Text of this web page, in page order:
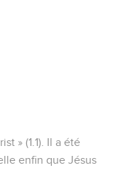
» (1.1). Il a été
enfin que Jésus